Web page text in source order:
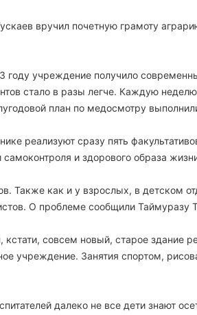
вручил почетную грамоту
учреждение получило
стало в разы легче. Каждую
план по медосмотру
реализуют сразу пять
и здорового образа
Также как и у взрослых, в детском
О проблеме сообщили Таймуразу
совсем новый, старое здание
учреждение. Занятия спортом,
далеко не все дети знают